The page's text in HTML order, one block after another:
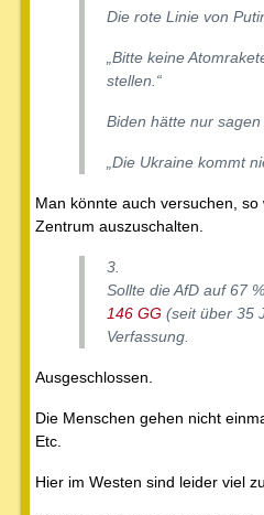
Die rote Linie von
„Bitte keine
stellen.“
Biden hätte nur
„Die Ukraine kommt
Man könnte auch versuchen,
Zentrum auszuschalten.
3.
Sollte die AfD auf 67
146 GG (seit über 35
Verfassung.
Ausgeschlossen.
Die Menschen gehen nicht
Etc.
Hier im Westen sind leider viel